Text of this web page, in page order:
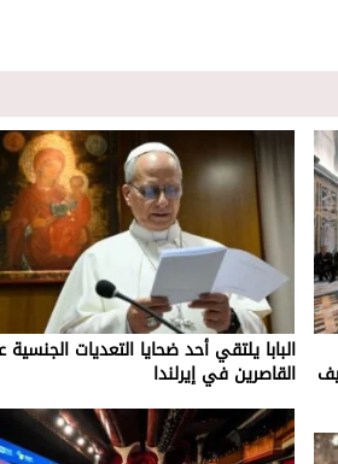
البابا يلتقي أحد ضحايا التعديات
القاصرين في إيرلندا